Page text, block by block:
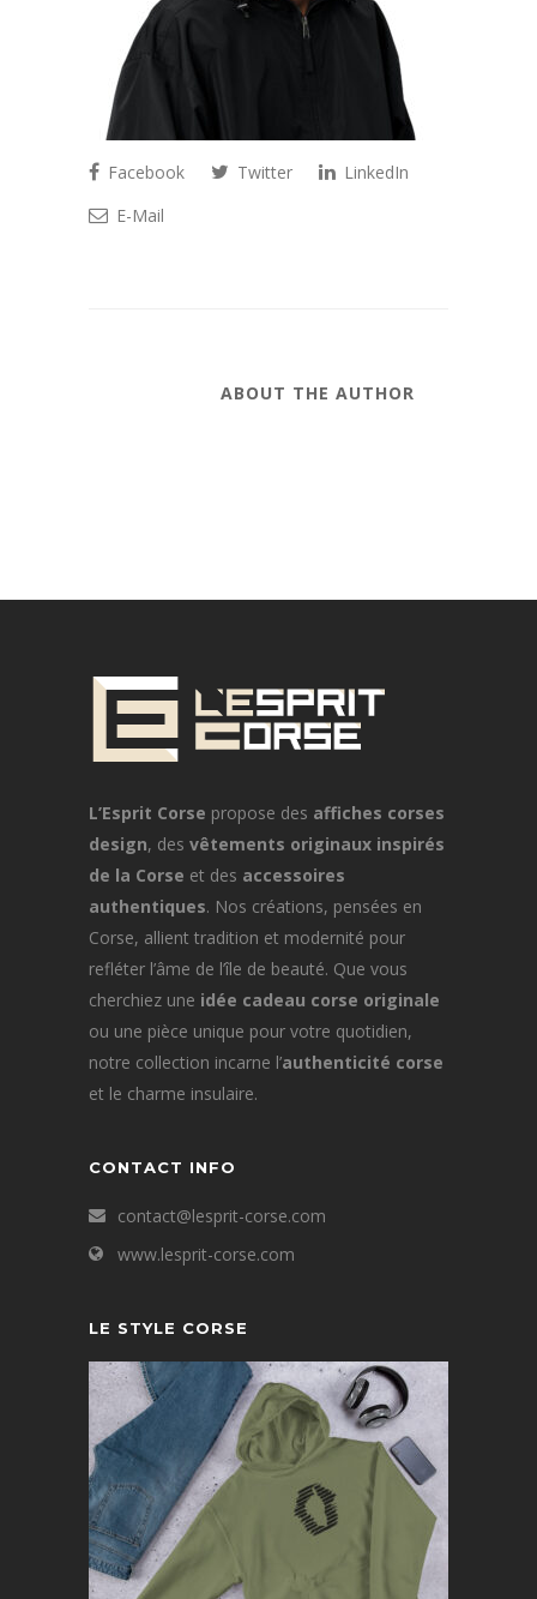
Facebook Twitter
LinkedIn
E-Mail
ABOUT THE AUTHOR
L’Esprit Corse propose des affiches corses
design, des vêtements originaux inspirés
de la Corse et des accessoires
authentiques. Nos créations, pensées en
Corse, allient tradition et modernité pour
refléter l’âme de l’île de beauté. Que vous
cherchiez une idée cadeau corse originale
ou une pièce unique pour votre quotidien,
notre collection incarne l’authenticité corse
et le charme insulaire.
CONTACT INFO
contact@lesprit-corse.com
www.lesprit-corse.com
LE STYLE CORSE